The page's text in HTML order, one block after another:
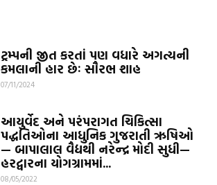
ટ્રમ્પની જીત કરતાં પણ વધારે અગત્યની
કમલાની હાર છેઃ સૌરભ શાહ
07/11/2024
આયુર્વેદ અને પરંપરાગત ચિકિત્સા
પદ્ધતિઓના આધુનિક ગુજરાતી ઋષિઓ
— બાપાલાલ વૈદ્યથી નરેન્દ્ર મોદી સુધી—
હરદ્વારના યોગગ્રામમાં...
08/05/2022